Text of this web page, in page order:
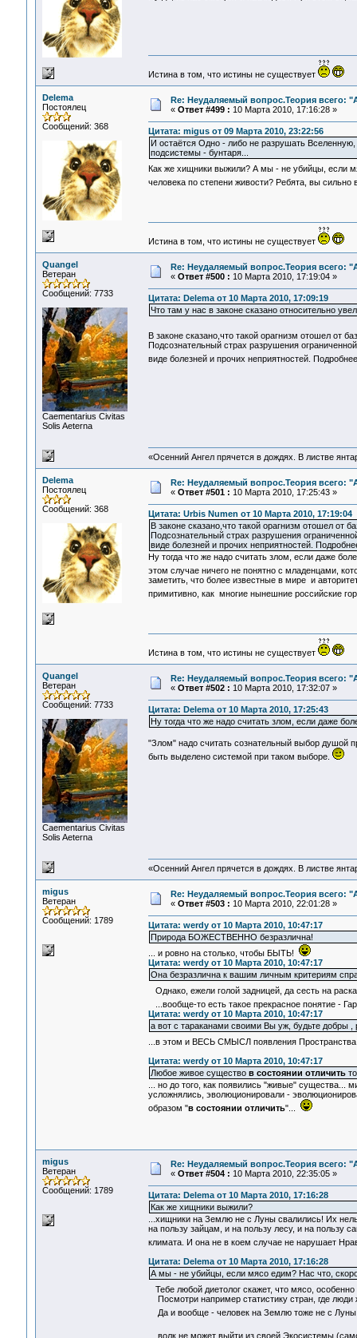
Истина в том, что истины не существует
Delema
Постоялец
Сообщений: 368
Re: Неудаляемый вопрос.Теория всего:
« Ответ #499 : 10 Марта 2010, 17:16:28 »
Цитата: migus от 09 Марта 2010, 23:22:56
И остаётся Одно - либо не разрушать
подсистемы - бунтаря...
Как же хищники выжили? А мы - не убийцы, если
человека по степени живости? Ребята, вы сильно
Истина в том, что истины не существует
Quangel
Ветеран
Сообщений: 7733
Сaementarius Civitas
Solis Aeterna
Re: Неудаляемый вопрос.Теория всего:
« Ответ #500 : 10 Марта 2010, 17:19:04 »
Цитата: Delema от 10 Марта 2010, 17:09:19
Что там у нас в законе сказано относительно
В законе сказано,что такой орагнизм отошел от
Подсознательный страх разрушения
виде болезней и прочих неприятностей.
«Осенний Ангел прячется в дождях. В листве
Delema
Постоялец
Сообщений: 368
Re: Неудаляемый вопрос.Теория всего:
« Ответ #501 : 10 Марта 2010, 17:25:43 »
Цитата: Urbis Numen от 10 Марта 2010, 17:19:04
В законе сказано,что такой орагнизм отошел
Подсознательный страх разрушения
виде болезней и прочих неприятностей.
Ну тогда что же надо считать злом, если даже
этом случае ничего не понятно с младенцами,
заметить, что более известные в мире и
примитивно, как многие нынешние российские
Истина в том, что истины не существует
Quangel
Ветеран
Сообщений: 7733
Сaementarius Civitas
Solis Aeterna
Re: Неудаляемый вопрос.Теория всего:
« Ответ #502 : 10 Марта 2010, 17:32:07 »
Цитата: Delema от 10 Марта 2010, 17:25:43
Ну тогда что же надо считать злом, если даже
"Злом" надо считать сознательный выбор душой
быть выделено системой при таком выборе.
«Осенний Ангел прячется в дождях. В листве
migus
Ветеран
Сообщений: 1789
Re: Неудаляемый вопрос.Теория всего:
« Ответ #503 : 10 Марта 2010, 22:01:28 »
Цитата: werdy от 10 Марта 2010, 10:47:17
Природа БОЖЕСТВЕННО безразлична!
... и ровно на столько, чтобы БЫТЬ!
Цитата: werdy от 10 Марта 2010, 10:47:17
Она безразлична к вашим личным критериям
Однако, ежели голой задницей, да сесть на
...вообще-то есть такое прекрасное понятие -
Цитата: werdy от 10 Марта 2010, 10:47:17
а вот с тараканами своими Вы уж, будьте добры ,
...в этом и ВЕСЬ СМЫСЛ появления
Цитата: werdy от 10 Марта 2010, 10:47:17
Любое живое существо в состоянии отличитьто
... но до того, как появились "живые" существа...
усложнялись, эволюционировали -
образом "в состоянии отличить"...
migus
Ветеран
Сообщений: 1789
Re: Неудаляемый вопрос.Теория всего:
« Ответ #504 : 10 Марта 2010, 22:35:05 »
Цитата: Delema от 10 Марта 2010, 17:16:28
Как же хищники выжили?
...хищники на Землю не с Луны свалились! Их
на пользу зайцам, и на пользу лесу, и на пользу
климата. И она не в коем случае не нарушает
Цитата: Delema от 10 Марта 2010, 17:16:28
А мы - не убийцы, если мясо едим? Нас что,
Тебе любой диетолог скажет, что мясо,
Посмотри например статистику стран, где люди
Да и вообще - человек на Землю тоже не с Луны
... волк не может выйти из своей Экосистемы